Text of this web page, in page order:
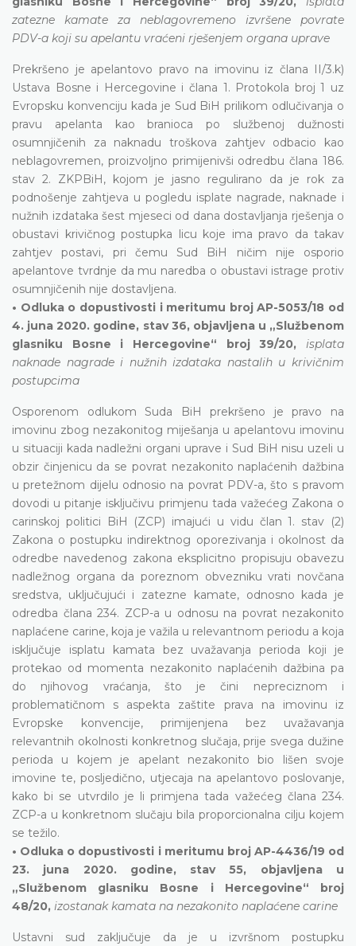
zatezne kamate za neblagovremeno izvršene povrate
PDV-a koji su apelantu vraćeni rješenjem organa uprave
Prekršeno je apelantovo pravo na imovinu iz člana II/3.k)
Ustava Bosne i Hercegovine i člana 1. Protokola broj 1 uz
Evropsku konvenciju kada je Sud BiH prilikom odlučivanja o
pravu apelanta kao branioca po službenoj dužnosti
osumnjičenih za naknadu troškova zahtjev odbacio kao
neblagovremen, proizvoljno primijenivši odredbu člana 186.
stav 2. ZKPBiH, kojom je jasno regulirano da je rok za
podnošenje zahtjeva u pogledu isplate nagrade, naknade i
nužnih izdataka šest mjeseci od dana dostavljanja rješenja o
obustavi krivičnog postupka licu koje ima pravo da takav
zahtjev postavi, pri čemu Sud BiH ničim nije osporio
apelantove tvrdnje da mu naredba o obustavi istrage protiv
osumnjičenih nije dostavljena.
• Odluka o dopustivosti i meritumu broj AP-5053/18 od
4. juna 2020. godine, stav 36, objavljena u „Službenom
glasniku Bosne i Hercegovine“ broj 39/20, isplata
naknade nagrade i nužnih izdataka nastalih u krivičnim
postupcima
Osporenom odlukom Suda BiH prekršeno je pravo na
imovinu zbog nezakonitog miješanja u apelantovu imovinu
u situaciji kada nadležni organi uprave i Sud BiH nisu uzeli u
obzir činjenicu da se povrat nezakonito naplaćenih dažbina
u pretežnom dijelu odnosio na povrat PDV-a, što s pravom
dovodi u pitanje isključivu primjenu tada važećeg Zakona o
carinskoj politici BiH (ZCP) imajući u vidu član 1. stav (2)
Zakona o postupku indirektnog oporezivanja i okolnost da
odredbe navedenog zakona eksplicitno propisuju obavezu
nadležnog organa da poreznom obvezniku vrati novčana
sredstva, uključujući i zatezne kamate, odnosno kada je
odredba člana 234. ZCP-a u odnosu na povrat nezakonito
naplaćene carine, koja je važila u relevantnom periodu a koja
isključuje isplatu kamata bez uvažavanja perioda koji je
protekao od momenta nezakonito naplaćenih dažbina pa
do njihovog vraćanja, što je čini nepreciznom i
problematičnom s aspekta zaštite prava na imovinu iz
Evropske konvencije, primijenjena bez uvažavanja
relevantnih okolnosti konkretnog slučaja, prije svega dužine
perioda u kojem je apelant nezakonito bio lišen svoje
imovine te, posljedično, utjecaja na apelantovo poslovanje,
kako bi se utvrdilo je li primjena tada važećeg člana 234.
ZCP-a u konkretnom slučaju bila proporcionalna cilju kojem
se težilo.
• Odluka o dopustivosti i meritumu broj AP-4436/19 od
23. juna 2020. godine, stav 55, objavljena u
„Službenom glasniku Bosne i Hercegovine“ broj
48/20, izostanak kamata na nezakonito naplaćene carine
Ustavni sud zaključuje da je u izvršnom postupku